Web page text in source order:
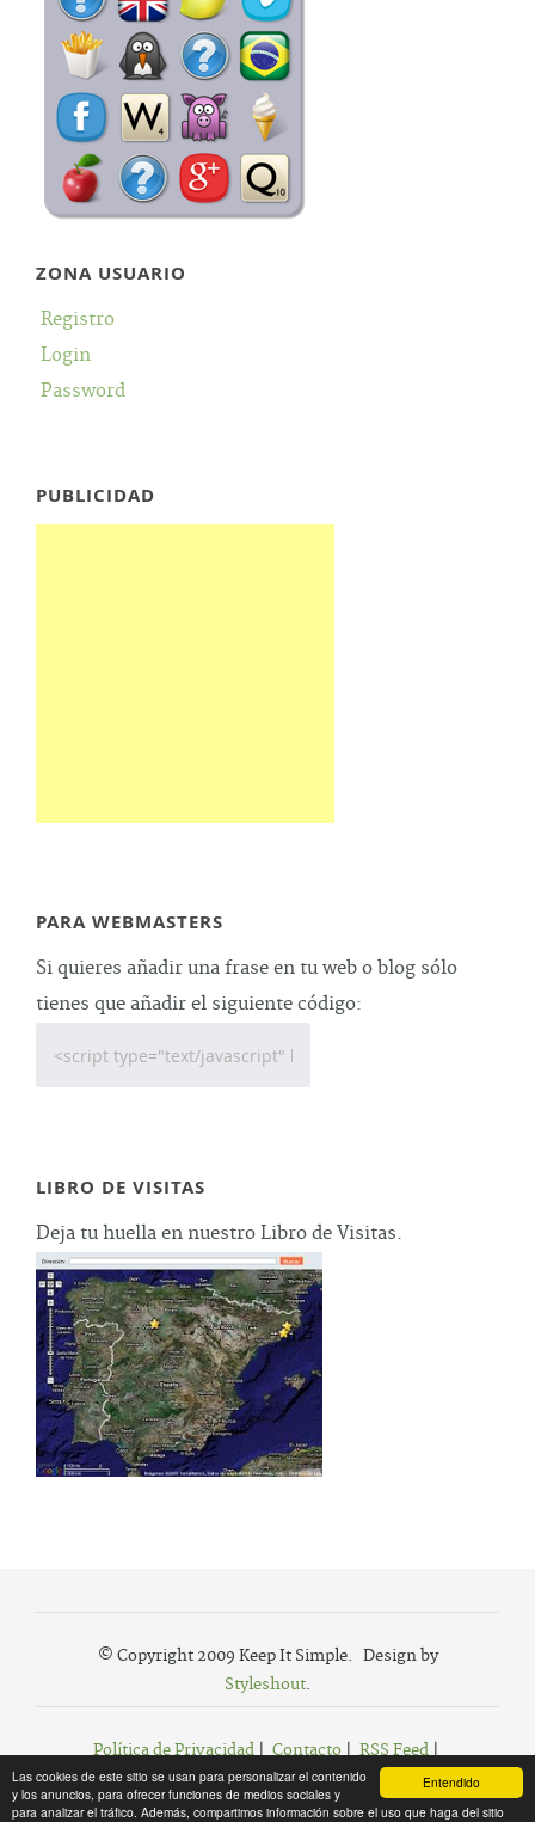
Entendido
Las cookies de este sitio se usan para personalizar el contenido
y los anuncios, para ofrecer funciones de medios sociales y
para analizar el tráfico. Además, compartimos información sobre el uso que haga del sitio
ZONA USUARIO
Registro
Login
Password
PUBLICIDAD
PARA WEBMASTERS
Si quieres añadir una frase en tu web o blog sólo
tienes que añadir el siguiente código:
LIBRO DE VISITAS
Deja tu huella en nuestro Libro de Visitas.
© Copyright 2009 Keep It Simple. Design by
Styleshout.
Política de Privacidad| Contacto| RSS Feed|
Agregar a Favoritos